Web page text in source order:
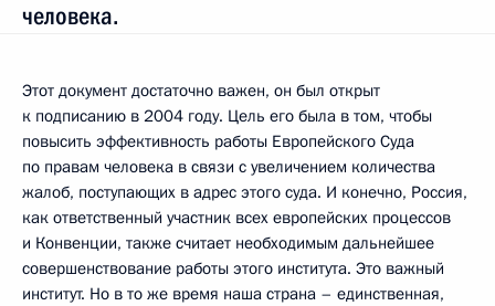
человека.
Этот документ достаточно важен, он был открыт
к подписанию в 2004 году. Цель его была в том, чтобы
повысить эффективность работы Европейского Суда
по правам человека в связи с увеличением количества
жалоб, поступающих в адрес этого суда. И конечно, Россия,
как ответственный участник всех европейских процессов
и Конвенции, также считает необходимым дальнейшее
совершенствование работы этого института. Это важный
институт. Но в то же время наша страна – единственная,